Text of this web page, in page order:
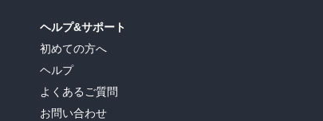
ヘルプ&サポート
初めての方へ
ヘルプ
よくあるご質問
お問い合わせ